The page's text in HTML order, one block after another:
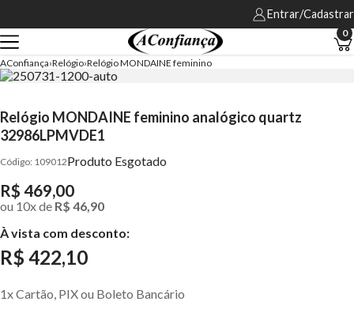
Entrar/Cadastrar
0
AConfiança Relógio Relógio MONDAINE feminino
Relógio MONDAINE feminino analógico quartz
32986LPMVDE1
109012Produto Esgotado
R$ 469,00
ou 10xde R$ 46,90
À vista com desconto:
R$ 422,10
1x Cartão, PIX ou Boleto Bancário